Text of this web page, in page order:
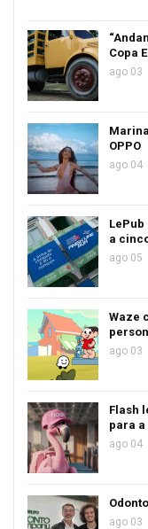
Copa
ago 03
OPPO
ago 04
LePub
a
ago 05
Waze
ago 03
Flash
para a
ago 04
ago 03